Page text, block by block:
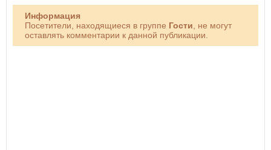
Информация
Посетители, находящиеся в группе Гости , не могут
оставлять комментарии к данной публикации.